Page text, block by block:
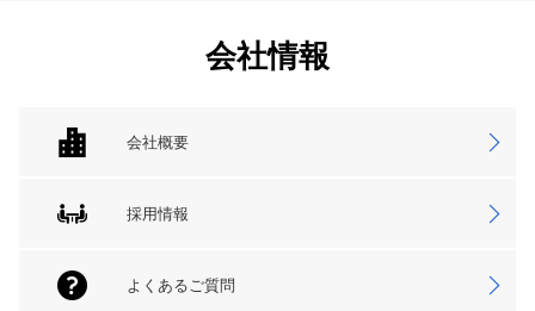
会社情報
会社概要
採用情報
よくあるご質問